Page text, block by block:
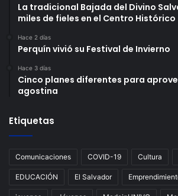
La tradicional Bajada del Divino
miles de fieles en el Centro Histórico
Hace 2 días
Perquín vivió su Festival de Invierno
Hace 3 días
Cinco planes diferentes para
agostina
Etiquetas
Comunicaciones COVID-19 Cultura
EDUCACIÓN El Salvador